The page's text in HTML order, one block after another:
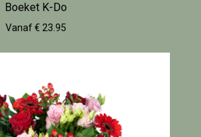
Boeket K-Do
Vanaf € 23.95